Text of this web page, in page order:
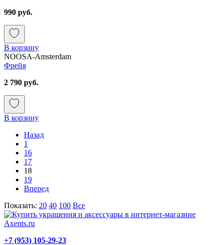
990 руб.
В корзину
NOOSA-Amsterdam
Фрейя
2 790 руб.
В корзину
Назад
1
16
17
18
19
Вперед
Показать: 20 40 100 Все
+7 (953) 105-29-23